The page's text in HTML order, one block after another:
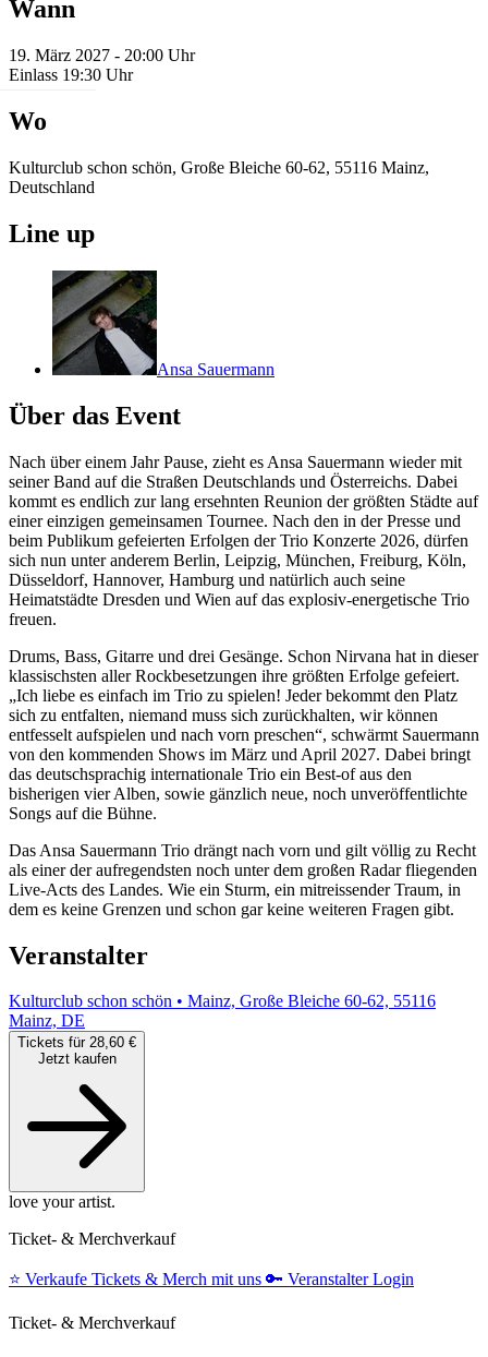
Wann
19. März 2027 - 20:00 Uhr
Einlass 19:30 Uhr
Wo
Kulturclub schon schön, Große Bleiche 60-62, 55116 Mainz,
Deutschland
Line up
Ansa Sauermann
Über das Event
Nach über einem Jahr Pause, zieht es Ansa Sauermann wieder mit
seiner Band auf die Straßen Deutschlands und Österreichs. Dabei
kommt es endlich zur lang ersehnten Reunion der größten Städte auf
einer einzigen gemeinsamen Tournee. Nach den in der Presse und
beim Publikum gefeierten Erfolgen der Trio Konzerte 2026, dürfen
sich nun unter anderem Berlin, Leipzig, München, Freiburg, Köln,
Düsseldorf, Hannover, Hamburg und natürlich auch seine
Heimatstädte Dresden und Wien auf das explosiv-energetische Trio
freuen.
Drums, Bass, Gitarre und drei Gesänge. Schon Nirvana hat in dieser
klassischsten aller Rockbesetzungen ihre größten Erfolge gefeiert.
„Ich liebe es einfach im Trio zu spielen! Jeder bekommt den Platz
sich zu entfalten, niemand muss sich zurückhalten, wir können
entfesselt aufspielen und nach vorn preschen“, schwärmt Sauermann
von den kommenden Shows im März und April 2027. Dabei bringt
das deutschsprachig internationale Trio ein Best-of aus den
bisherigen vier Alben, sowie gänzlich neue, noch unveröffentlichte
Songs auf die Bühne.
Das Ansa Sauermann Trio drängt nach vorn und gilt völlig zu Recht
als einer der aufregendsten noch unter dem großen Radar fliegenden
Live-Acts des Landes. Wie ein Sturm, ein mitreissender Traum, in
dem es keine Grenzen und schon gar keine weiteren Fragen gibt.
Veranstalter
Kulturclub schon schön • Mainz, Große Bleiche 60-62, 55116
Mainz, DE
Tickets für 28,60 €
Jetzt kaufen
love your artist.
Ticket- & Merchverkauf
⭐️ Verkaufe Tickets & Merch mit uns 🔑 Veranstalter Login
Ticket- & Merchverkauf